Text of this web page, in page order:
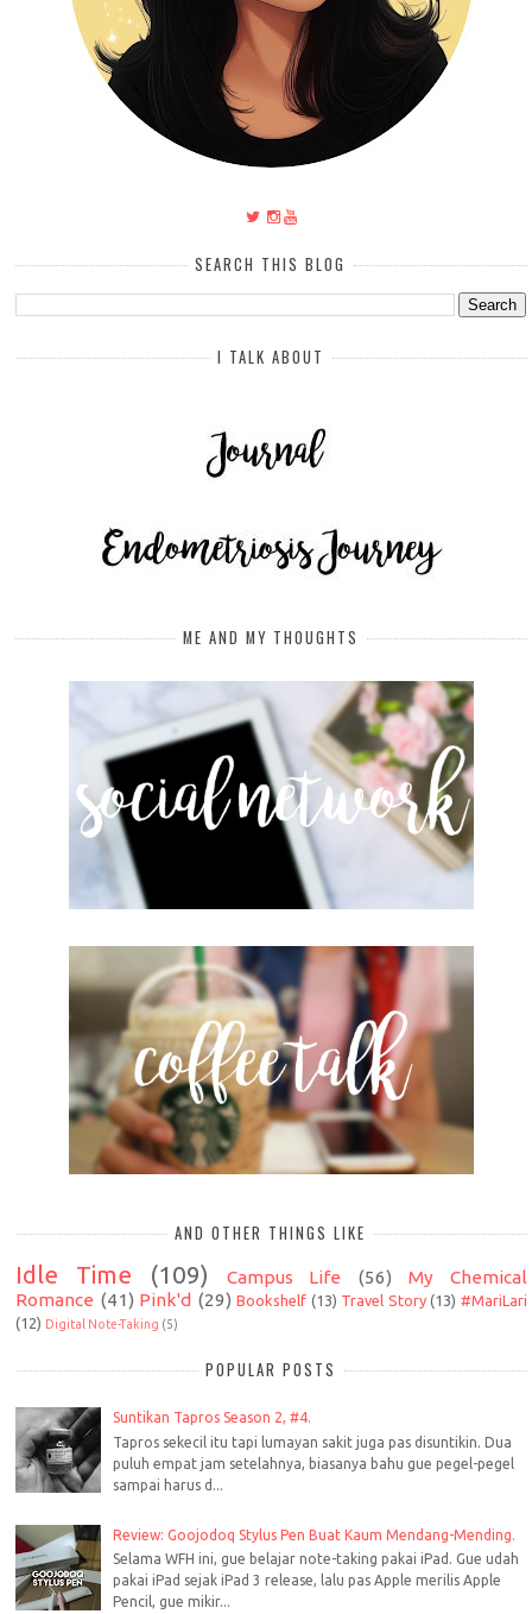
SEARCH THIS BLOG
I TALK ABOUT
ME AND MY THOUGHTS
AND OTHER THINGS LIKE
Idle Time (109) Campus Life (56)
My Chemical
Romance (41) Pink'd (29) Bookshelf (13) Travel Story (13) #MariLari
(12) Digital Note-Taking (5)
POPULAR POSTS
Suntikan Tapros Season 2, #4.
Tapros sekecil itu tapi lumayan sakit juga pas disuntikin. Dua
puluh empat jam setelahnya, biasanya bahu gue pegel-pegel
sampai harus d...
Review: Goojodoq Stylus Pen Buat Kaum Mendang-Mending.
Selama WFH ini, gue belajar note-taking pakai iPad. Gue udah
pakai iPad sejak iPad 3 release, lalu pas Apple merilis Apple
Pencil, gue mikir...